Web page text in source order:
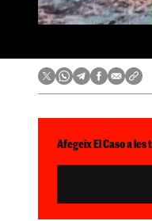
Afegeix El Caso a